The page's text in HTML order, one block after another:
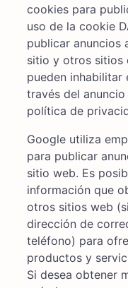
cookies para
uso de la cookie
publicar anuncios
sitio y otros sitios
pueden inhabilitar
través del
política de
Google utiliza
para publicar
sitio web. Es
información que
otros sitios web
dirección de
teléfono) para
productos y
Si desea obtener